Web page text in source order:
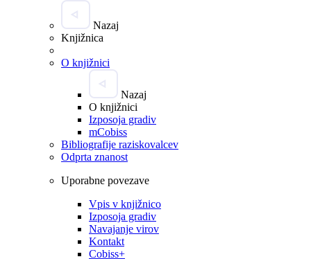
Nazaj
Knjižnica
O knjižnici
Nazaj
O knjižnici
Izposoja gradiv
mCobiss
Bibliografije raziskovalcev
Odprta znanost
Uporabne povezave
Vpis v knjižnico
Izposoja gradiv
Navajanje virov
Kontakt
Cobiss+